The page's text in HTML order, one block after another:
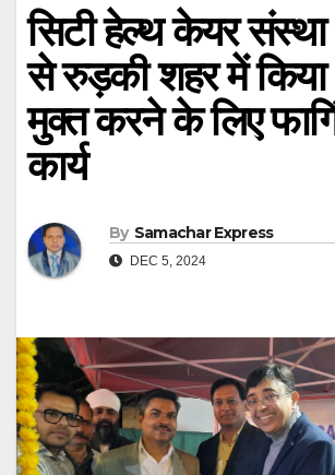
सिटी हेल्थ केयर
से रुड़की शहर में किया
मुक्त करने के लिए
कार्य
By Samachar Express
DEC 5, 2024